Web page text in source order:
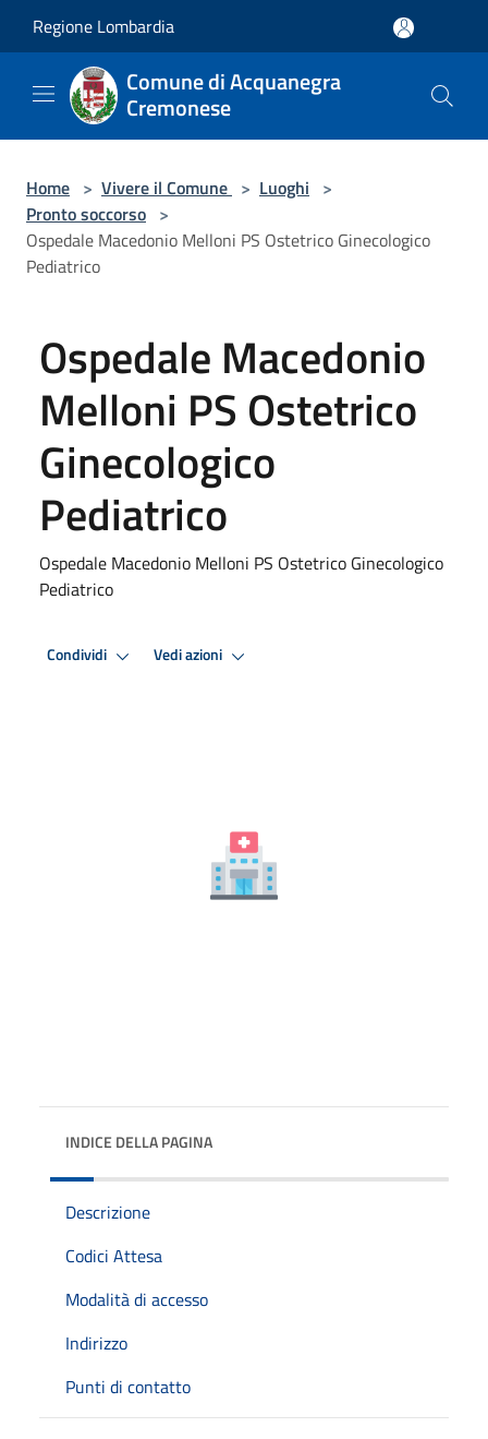
Regione Lombardia
Comune di Acquanegra
Cremonese
Home > Vivere il Comune > Luoghi >
Pronto soccorso >
Ospedale Macedonio Melloni PS Ostetrico Ginecologico
Pediatrico
Ospedale Macedonio
Melloni PS Ostetrico
Ginecologico
Pediatrico
Ospedale Macedonio Melloni PS Ostetrico Ginecologico
Pediatrico
Condividi Vedi azioni
INDICE DELLA PAGINA
Descrizione
Codici Attesa
Modalità di accesso
Indirizzo
Punti di contatto